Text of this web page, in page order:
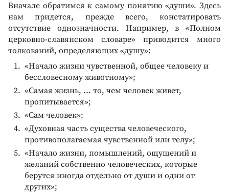
Вначале обратимся к самому понятию «души». Здесь
нам придется, прежде всего, констатировать
отсутствие однозначности. Например, в «Полном
церковно-славянском словаре» приводится много
толкований, определяющих «душу»:
«Начало жизни чувственной, общее человеку и
бессловесному животному»;
«Самая жизнь, ... то, чем человек живет,
пропитывается»;
«Сам человек»;
«Духовная часть существа человеческого,
противополагаемая чувственной или телу»;
«Начало жизни, помышлений, ощущений и
желаний собственно человеческих, которые
берутся иногда отдельно от души и одни от
других»;